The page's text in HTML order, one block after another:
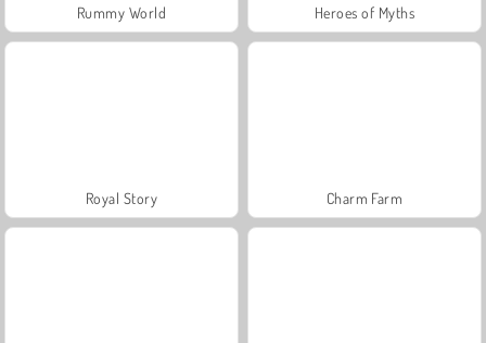
Rummy World Heroes of Myths
Royal Story Charm Farm